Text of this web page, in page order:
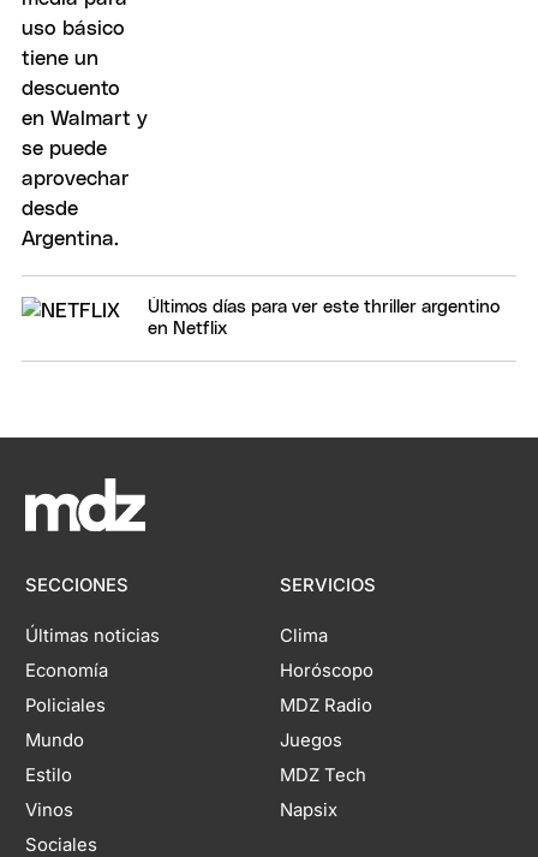
Últimos días para ver este thriller argentino
en Netflix
SECCIONES
Últimas noticias
Economía
Policiales
Mundo
Estilo
Vinos
Sociales
SERVICIOS
Clima
Horóscopo
MDZ Radio
Juegos
MDZ Tech
Napsix